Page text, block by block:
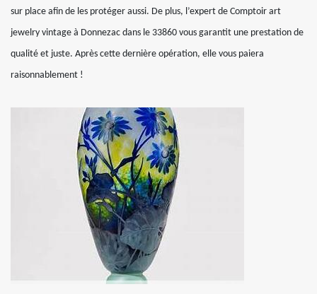
sur place afin de les protéger aussi. De plus, l’expert de Comptoir art
jewelry vintage à Donnezac dans le 33860 vous garantit une prestation de
qualité et juste. Après cette dernière opération, elle vous paiera
raisonnablement !